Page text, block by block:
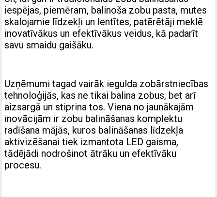
iespējas, piemēram, balinoša zobu pasta, mutes
skalojamie līdzekļi un lentītes, patērētāji meklē
inovatīvākus un efektīvākus veidus, kā padarīt
savu smaidu gaišāku.
Uzņēmumi tagad vairāk iegulda zobārstniecības
tehnoloģijās, kas ne tikai balina zobus, bet arī
aizsargā un stiprina tos. Viena no jaunākajām
inovācijām ir zobu balināšanas komplektu
radīšana mājās, kuros balināšanas līdzekļa
aktivizēšanai tiek izmantota LED gaisma,
tādējādi nodrošinot ātrāku un efektīvāku
procesu.